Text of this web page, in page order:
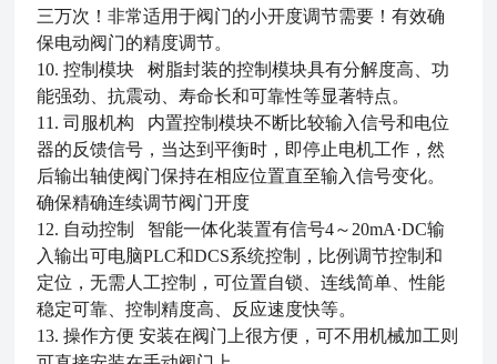
三万次！非常适用于阀门的小开度调节需要！有效确
保电动阀门的精度调节。
10. 控制模块 树脂封装的控制模块具有分解度高、功
能强劲、抗震动、寿命长和可靠性等显著特点。
11. 司服机构 内置控制模块不断比较输入信号和电位
器的反馈信号，当达到平衡时，即停止电机工作，然
后输出轴使阀门保持在相应位置直至输入信号变化。
确保精确连续调节阀门开度
12. 自动控制 智能一体化装置有信号4～20mA·DC输
入输出可电脑PLC和DCS系统控制，比例调节控制和
定位，无需人工控制，可位置自锁、连线简单、性能
稳定可靠、控制精度高、反应速度快等。
13. 操作方便 安装在阀门上很方便，可不用机械加工则